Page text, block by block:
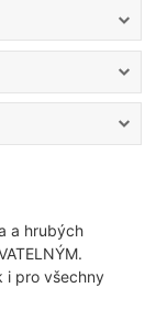
a hrubých
i pro všechny